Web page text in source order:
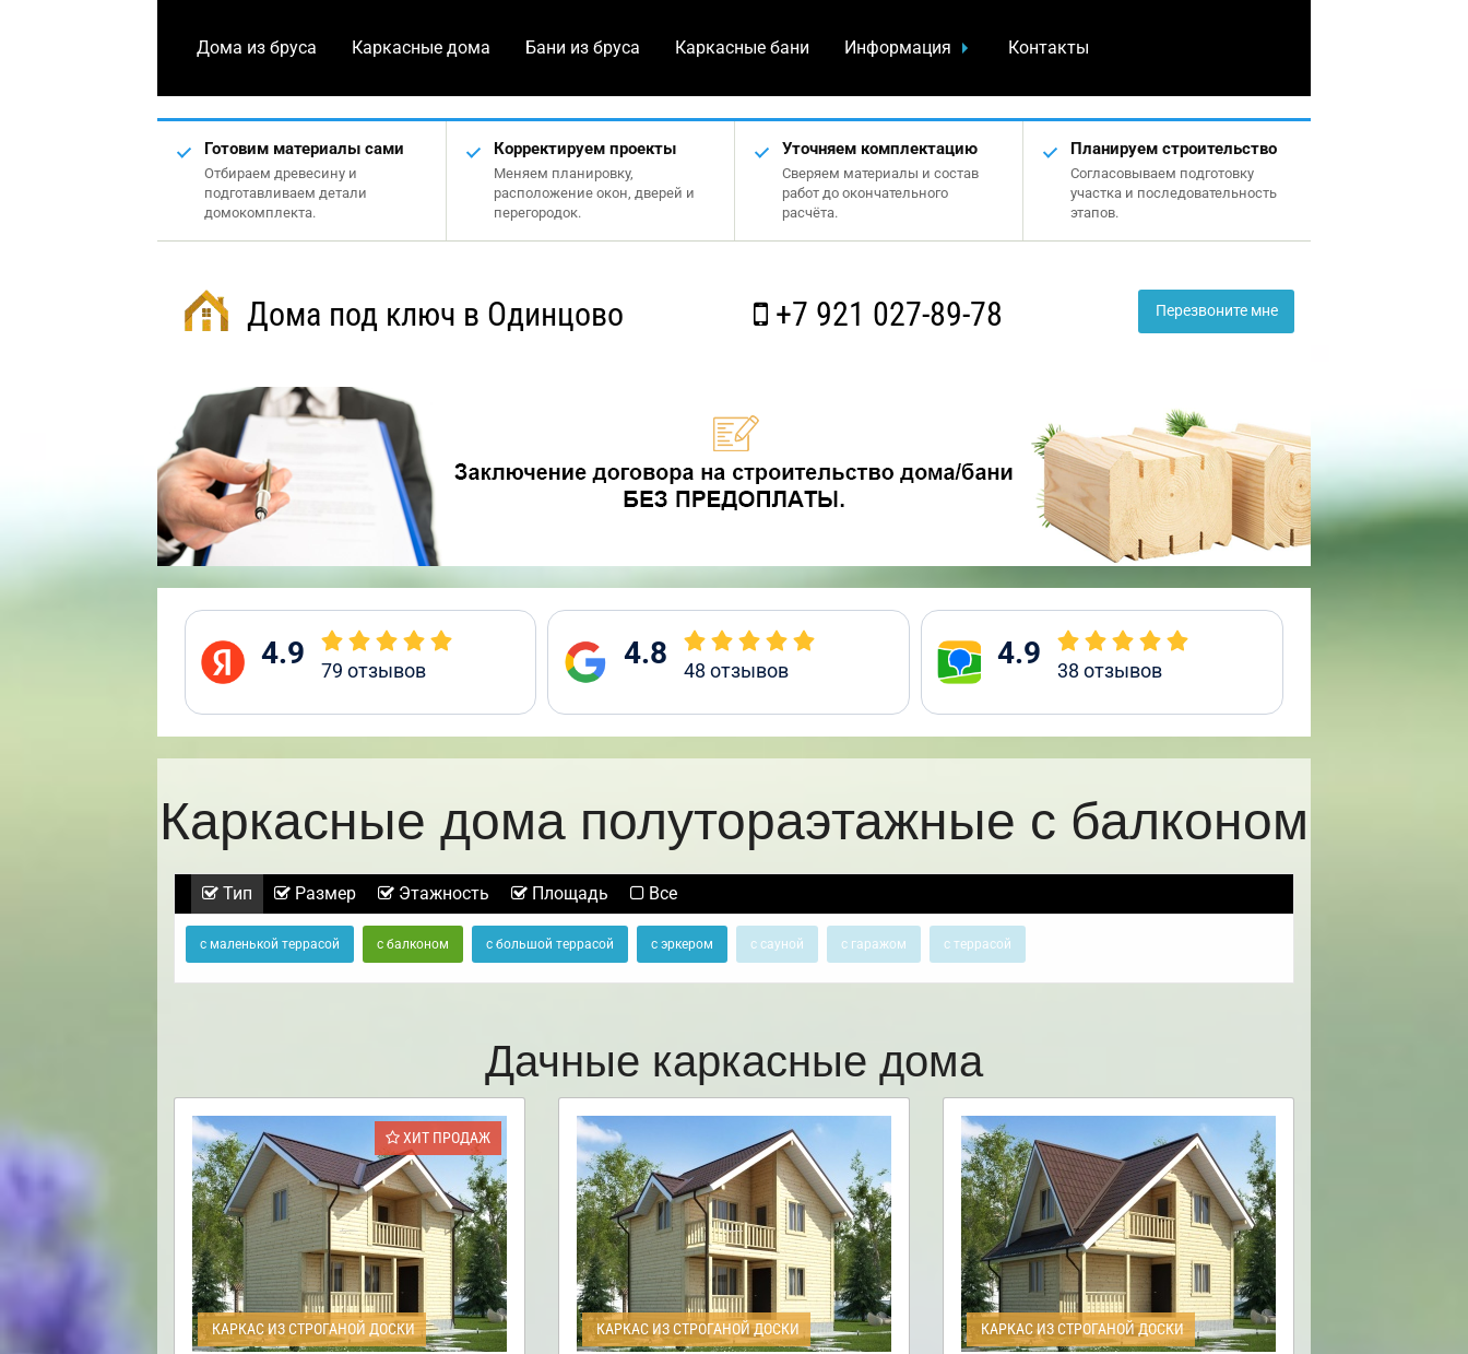
Дома из бруса Каркасные дома Бани из бруса Каркасные бани Информация Контакты
Готовим материалы сами
Отбираем древесину и
подготавливаем детали
домокомплекта.
Корректируем проекты
Меняем планировку,
расположение окон, дверей и
перегородок.
Уточняем комплектацию
Сверяем материалы и состав
работ до окончательного
расчёта.
Планируем строительство
Согласовываем подготовку
участка и последовательность
этапов.
Дома под ключ в Одинцово +7 921 027-89-78 Перезвоните мне
4.9 79 отзывов 4.8 48 отзывов 4.9 38 отзывов
Каркасные дома полутораэтажные с балконом
Тип Размер Этажность Площадь Все
с маленькой террасой с балконом с большой террасой с эркером с сауной с гаражом с террасой
Дачные каркасные дома
ХИТ ПРОДАЖ
КАРКАС ИЗ СТРОГАНОЙ ДОСКИ КАРКАС ИЗ СТРОГАНОЙ ДОСКИ КАРКАС ИЗ СТРОГАНОЙ ДОСКИ